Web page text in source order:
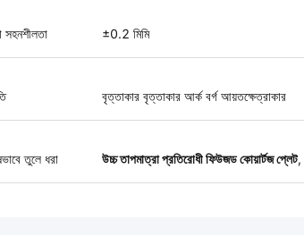
সহনশীলতা ±0.2 মিমি
বৃত্তাকার বৃত্তাকার আর্ক বর্গ আয়তক্ষেত্রাকার
তুলে ধরা উচ্চ তাপমাত্রা প্রতিরোধী ফিউজড কোয়ার্টজ প্লেট,